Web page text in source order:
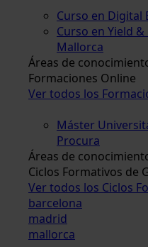
Curso en Digital
Curso en Yield
Mallorca
Áreas de
Formaciones Online
Ver todos los
Máster
Procura
Áreas de
Ciclos Formativos de
Ver todos los Ciclos
barcelona
madrid
mallorca